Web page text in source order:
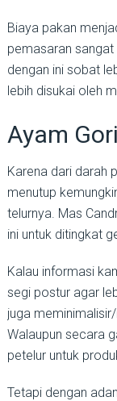
Biaya pakan
pemasaran sangat
dengan ini sobat
lebih disukai oleh
Ayam
Karena dari darah
menutup
telurnya. Mas
ini untuk ditingkat
Kalau informasi
segi postur agar
juga
Walaupun secara
petelur untuk
Tetapi dengan